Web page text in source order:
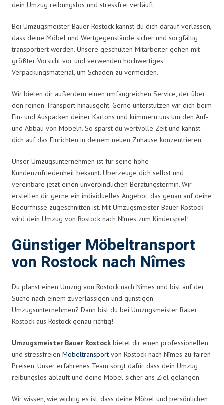
dein Umzug reibungslos und stressfrei verläuft.
Bei Umzugsmeister Bauer Rostock kannst du dich darauf verlassen,
dass deine Möbel und Wertgegenstände sicher und sorgfältig
transportiert werden. Unsere geschulten Mitarbeiter gehen mit
größter Vorsicht vor und verwenden hochwertiges
Verpackungsmaterial, um Schäden zu vermeiden.
Wir bieten dir außerdem einen umfangreichen Service, der über
den reinen Transport hinausgeht. Gerne unterstützen wir dich beim
Ein- und Auspacken deiner Kartons und kümmern uns um den Auf-
und Abbau von Möbeln. So sparst du wertvolle Zeit und kannst
dich auf das Einrichten in deinem neuen Zuhause konzentrieren.
Unser Umzugsunternehmen ist für seine hohe
Kundenzufriedenheit bekannt. Überzeuge dich selbst und
vereinbare jetzt einen unverbindlichen Beratungstermin. Wir
erstellen dir gerne ein individuelles Angebot, das genau auf deine
Bedürfnisse zugeschnitten ist. Mit Umzugsmeister Bauer Rostock
wird dein Umzug von Rostock nach Nîmes zum Kinderspiel!
Günstiger Möbeltransport
von Rostock nach Nîmes
Du planst einen Umzug von Rostock nach Nîmes und bist auf der
Suche nach einem zuverlässigen und günstigen
Umzugsunternehmen? Dann bist du bei Umzugsmeister Bauer
Rostock aus Rostock genau richtig!
Umzugsmeister Bauer Rostock bietet dir einen professionellen
und stressfreien Möbeltransport von Rostock nach Nîmes zu fairen
Preisen. Unser erfahrenes Team sorgt dafür, dass dein Umzug
reibungslos abläuft und deine Möbel sicher ans Ziel gelangen.
Wir wissen, wie wichtig es ist, dass deine Möbel und persönlichen